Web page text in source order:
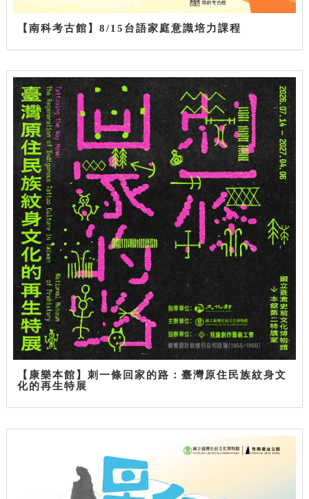
【南科考古館】8/15台語家庭意識培力課程
【康樂本館】刺一條回家的路：臺灣原住民族紋身文
化的再生特展